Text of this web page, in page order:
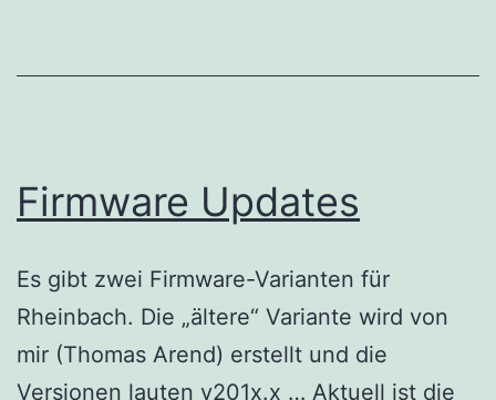
Firmware Updates
Es gibt zwei Firmware-Varianten für
Rheinbach. Die „ältere“ Variante wird von
mir (Thomas Arend) erstellt und die
Versionen lauten v201x.x … Aktuell ist die